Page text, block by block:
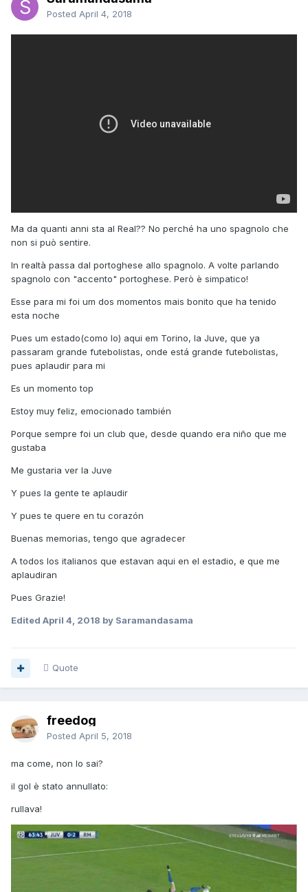
Posted April 4, 2018
Ma da quanti anni sta al Real?? No perché ha uno spagnolo che
non si può sentire.
In realtà passa dal portoghese allo spagnolo. A volte parlando
spagnolo con "accento" portoghese. Però è simpatico!
Esse para mi foi um dos momentos mais bonito que ha tenido
esta noche
Pues um estado(como lo) aqui em Torino, la Juve, que ya
passaram grande futebolistas, onde está grande futebolistas,
pues aplaudir para mi
Es un momento top
Estoy muy feliz, emocionado también
Porque sempre foi un club que, desde quando era niño que me
gustaba
Me gustaria ver la Juve
Y pues la gente te aplaudir
Y pues te quere en tu corazón
Buenas memorias, tengo que agradecer
A todos los italianos que estavan aqui en el estadio, e que me
aplaudiran
Pues Grazie!
Edited April 4, 2018 by Saramandasama
Quote
freedog
Posted April 5, 2018
ma come, non lo sai?
il gol è stato annullato:
rullava!